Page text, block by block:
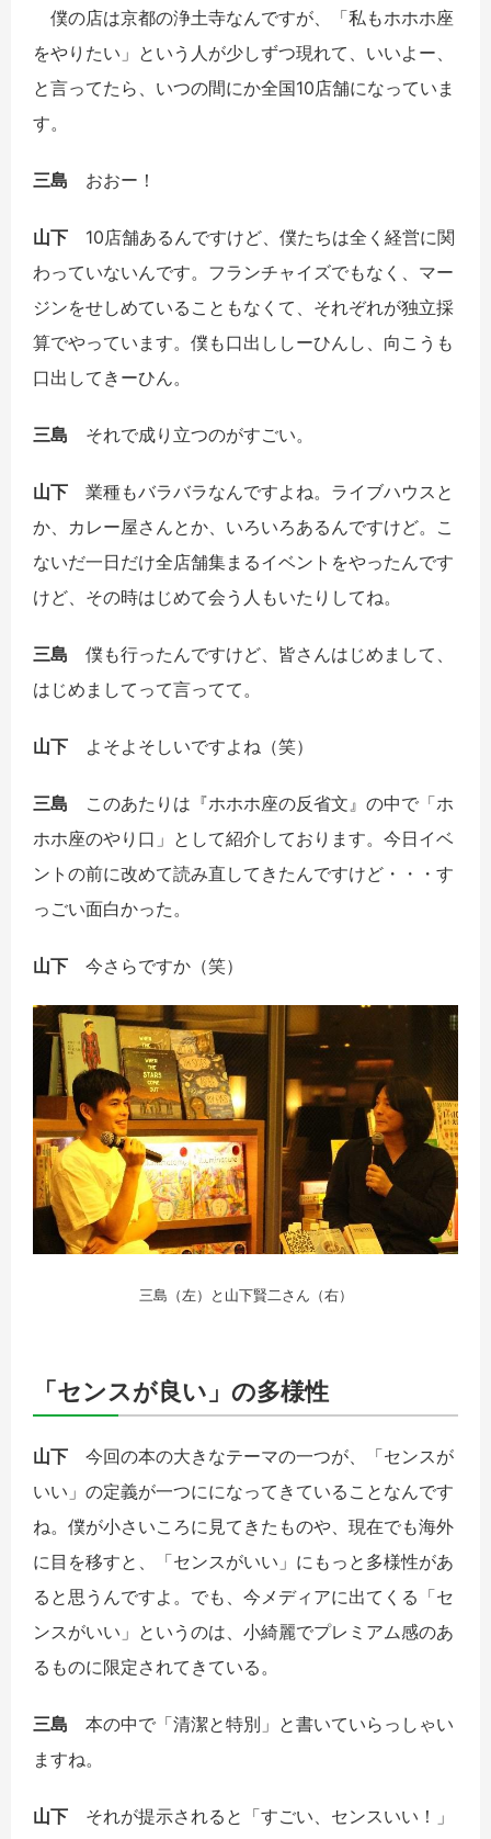
僕の店は京都の浄土寺なんですが、「私もホホホ座
をやりたい」という人が少しずつ現れて、いいよー、
と言ってたら、いつの間にか全国10店舗になっていま
す。
三島 おおー！
山下 10店舗あるんですけど、僕たちは全く経営に関
わっていないんです。フランチャイズでもなく、マー
ジンをせしめていることもなくて、それぞれが独立採
算でやっています。僕も口出ししーひんし、向こうも
口出してきーひん。
三島 それで成り立つのがすごい。
山下 業種もバラバラなんですよね。ライブハウスと
か、カレー屋さんとか、いろいろあるんですけど。こ
ないだ一日だけ全店舗集まるイベントをやったんです
けど、その時はじめて会う人もいたりしてね。
三島 僕も行ったんですけど、皆さんはじめまして、
はじめましてって言ってて。
山下 よそよそしいですよね（笑）
三島 このあたりは『ホホホ座の反省文』の中で「ホ
ホホ座のやり口」として紹介しております。今日イベ
ントの前に改めて読み直してきたんですけど・・・す
っごい面白かった。
山下 今さらですか（笑）
三島（左）と山下賢二さん（右）
「センスが良い」の多様性
山下 今回の本の大きなテーマの一つが、「センスが
いい」の定義が一つにになってきていることなんです
ね。僕が小さいころに見てきたものや、現在でも海外
に目を移すと、「センスがいい」にもっと多様性があ
ると思うんですよ。でも、今メディアに出てくる「セ
ンスがいい」というのは、小綺麗でプレミアム感のあ
るものに限定されてきている。
三島 本の中で「清潔と特別」と書いていらっしゃい
ますね。
山下 それが提示されると「すごい、センスいい！」